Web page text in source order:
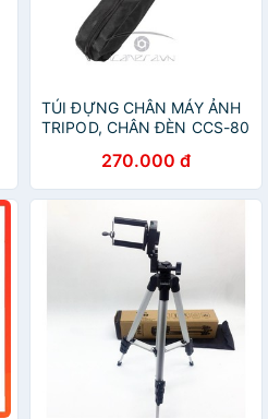
TÚI ĐỰNG CHÂN MÁY ẢNH
TRIPOD, CHÂN ĐÈN CCS-80
270.000 đ